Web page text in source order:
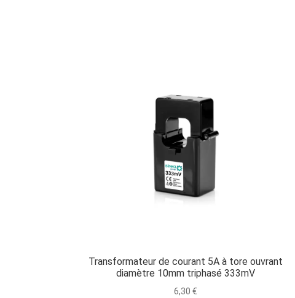
Transformateur de courant 5A à tore ouvrant
diamètre 10mm triphasé 333mV
6,30 €